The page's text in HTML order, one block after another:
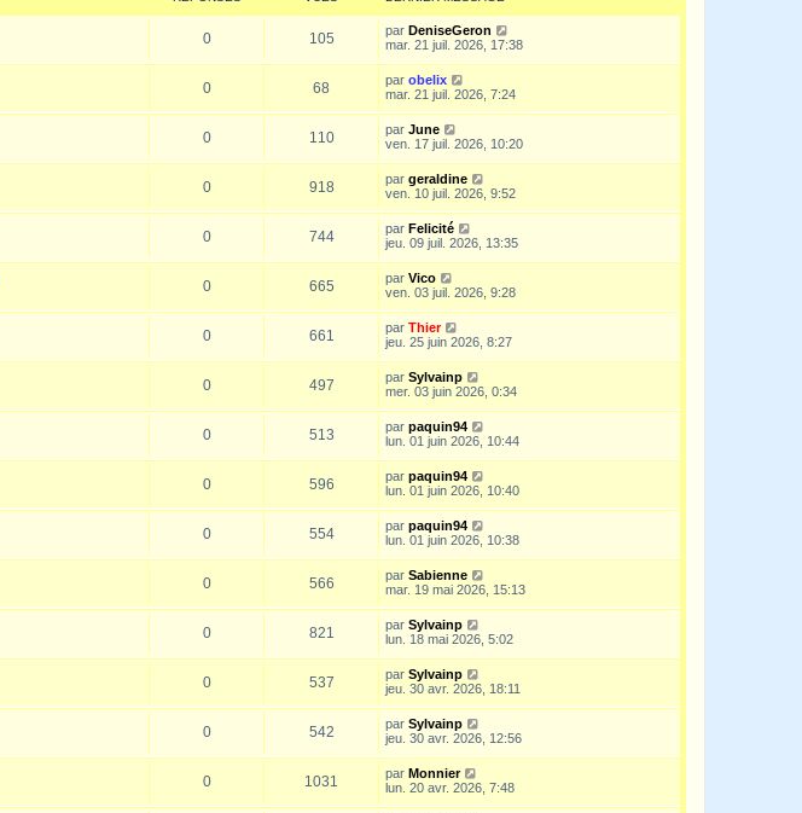
0 105 par DeniseGeron
mar. 21 juil. 2026, 17:38
0 68 par obelix
mar. 21 juil. 2026, 7:24
0 110 par June
ven. 17 juil. 2026, 10:20
0 918 par geraldine
ven. 10 juil. 2026, 9:52
0 744 par Felicité
jeu. 09 juil. 2026, 13:35
0 665 par Vico
ven. 03 juil. 2026, 9:28
0 661 par Thier
jeu. 25 juin 2026, 8:27
0 497 par Sylvainp
mer. 03 juin 2026, 0:34
0 513 par paquin94
lun. 01 juin 2026, 10:44
0 596 par paquin94
lun. 01 juin 2026, 10:40
0 554 par paquin94
lun. 01 juin 2026, 10:38
0 566 par Sabienne
mar. 19 mai 2026, 15:13
0 821 par Sylvainp
lun. 18 mai 2026, 5:02
0 537 par Sylvainp
jeu. 30 avr. 2026, 18:11
0 542 par Sylvainp
jeu. 30 avr. 2026, 12:56
0 1031 par Monnier
lun. 20 avr. 2026, 7:48